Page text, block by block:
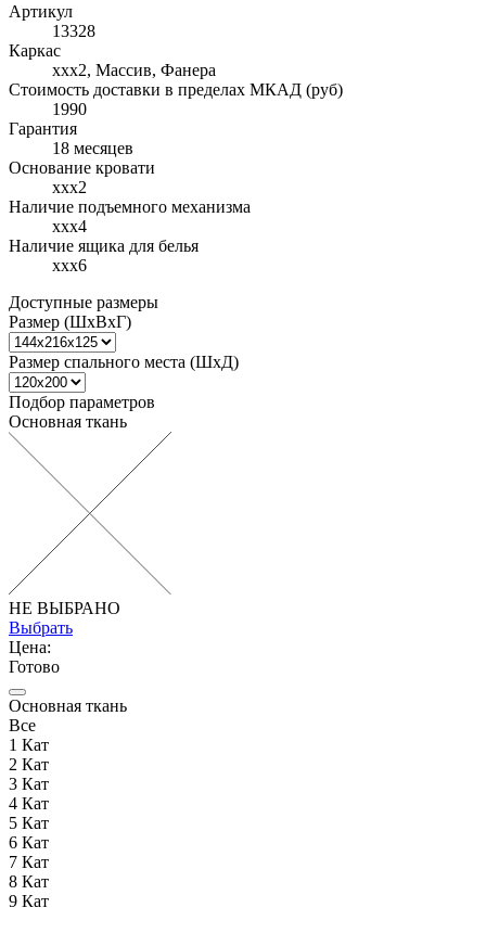
Артикул
13328
Каркас
xxx2, Массив, Фанера
Стоимость доставки в пределах МКАД (руб)
1990
Гарантия
18 месяцев
Основание кровати
xxx2
Наличие подъемного механизма
xxx4
Наличие ящика для белья
xxx6
Доступные размеры
Размер (ШхВхГ)
Размер спального места (ШхД)
Подбор параметров
Основная ткань
НЕ ВЫБРАНО
Выбрать
Цена:
Готово
Основная ткань
Все
1 Кат
2 Кат
3 Кат
4 Кат
5 Кат
6 Кат
7 Кат
8 Кат
9 Кат